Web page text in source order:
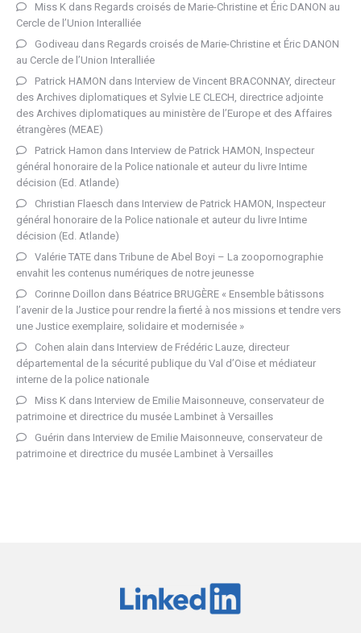
Miss K dans Regards croisés de Marie-Christine et Éric DANON au
Cercle de l’Union Interalliée
Godiveau dans Regards croisés de Marie-Christine et Éric DANON
au Cercle de l’Union Interalliée
Patrick HAMON dans Interview de Vincent BRACONNAY, directeur
des Archives diplomatiques et Sylvie LE CLECH, directrice adjointe
des Archives diplomatiques au ministère de l’Europe et des Affaires
étrangères (MEAE)
Patrick Hamon dans Interview de Patrick HAMON, Inspecteur
général honoraire de la Police nationale et auteur du livre Intime
décision (Ed. Atlande)
Christian Flaesch dans Interview de Patrick HAMON, Inspecteur
général honoraire de la Police nationale et auteur du livre Intime
décision (Ed. Atlande)
Valérie TATE dans Tribune de Abel Boyi – La zoopornographie
envahit les contenus numériques de notre jeunesse
Corinne Doillon dans Béatrice BRUGÈRE « Ensemble bâtissons
l’avenir de la Justice pour rendre la fierté à nos missions et tendre vers
une Justice exemplaire, solidaire et modernisée »
Cohen alain dans Interview de Frédéric Lauze, directeur
départemental de la sécurité publique du Val d’Oise et médiateur
interne de la police nationale
Miss K dans Interview de Emilie Maisonneuve, conservateur de
patrimoine et directrice du musée Lambinet à Versailles
Guérin dans Interview de Emilie Maisonneuve, conservateur de
patrimoine et directrice du musée Lambinet à Versailles